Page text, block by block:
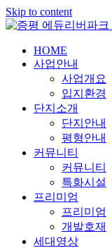
Skip to content
HOME
사업안내
사업개요
입지환경
단지소개
단지안내
평형안내
커뮤니티
커뮤니티
특화시설
프리미엄
프리미엄
개발호재
세대영상